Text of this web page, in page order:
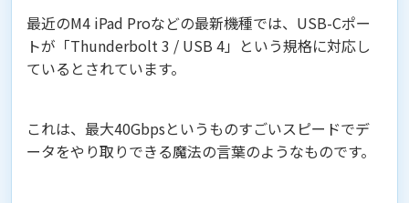
最近のM4 iPad Proなどの最新機種では、USB-Cポー
トが「Thunderbolt 3 / USB 4」という規格に対応し
ているとされています。
これは、最大40Gbpsというものすごいスピードでデ
ータをやり取りできる魔法の言葉のようなものです。